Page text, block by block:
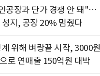
공장과 단가 경쟁 안 돼"…
지, 공장 20% 멈췄다
위해 벼랑끝 시작, 3000원
로 연매출 150억원 대박